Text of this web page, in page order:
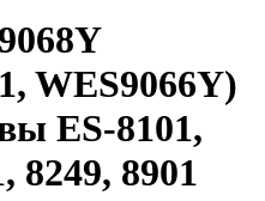
WES9066Y)
ES-8101,
8249, 8901